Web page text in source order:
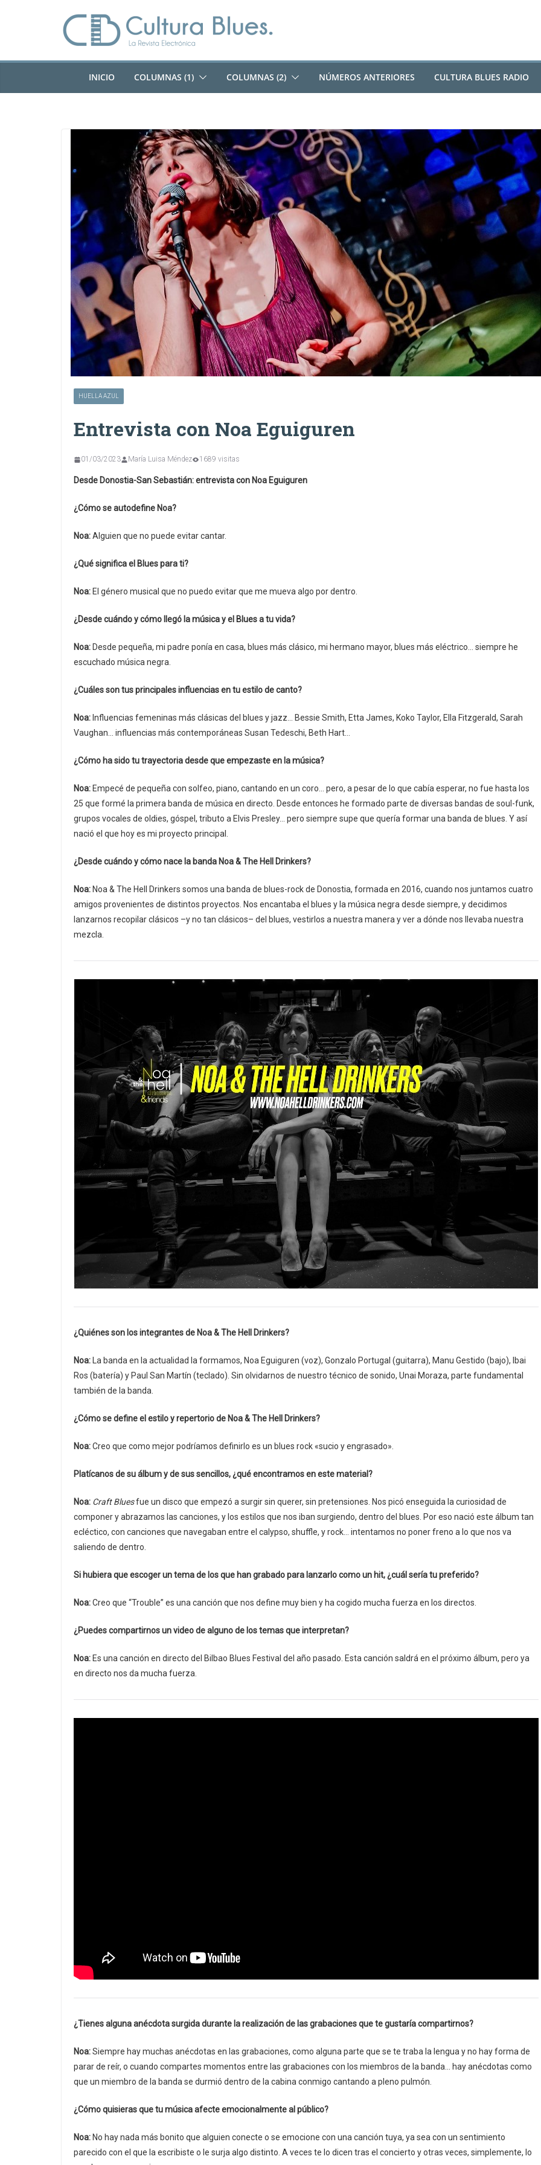
INICIO COLUMNAS (1) COLUMNAS (2) NÚMEROS ANTERIORES CULTURA BLUES RADIO
HUELLA AZUL
Entrevista con Noa Eguiguren
01/03/2023 María Luisa Méndez 1689 visitas
Desde Donostia-San Sebastián: entrevista con Noa Eguiguren
¿Cómo se autodefine Noa?
Noa:Alguien que no puede evitar cantar.
¿Qué significa el Blues para ti?
Noa: El género musical que no puedo evitar que me mueva algo por dentro.
¿Desde cuándo y cómo llegó la música y el Blues a tu vida?
Noa: Desde pequeña, mi padre ponía en casa, blues más clásico, mi hermano mayor, blues más eléctrico… siempre he
escuchado música negra.
¿Cuáles son tus principales influencias en tu estilo de canto?
Noa: Influencias femeninas más clásicas del blues y jazz… Bessie Smith, Etta James, Koko Taylor, Ella Fitzgerald, Sarah
Vaughan… influencias más contemporáneas Susan Tedeschi, Beth Hart…
¿Cómo ha sido tu trayectoria desde que empezaste en la música?
Noa: Empecé de pequeña con solfeo, piano, cantando en un coro… pero, a pesar de lo que cabía esperar, no fue hasta los
25 que formé la primera banda de música en directo. Desde entonces he formado parte de diversas bandas de soul-funk,
grupos vocales de oldies, góspel, tributo a Elvis Presley… pero siempre supe que quería formar una banda de blues. Y así
nació el que hoy es mi proyecto principal.
¿Desde cuándo y cómo nace la banda Noa & The Hell Drinkers?
Noa: Noa & The Hell Drinkers somos una banda de blues-rock de Donostia, formada en 2016, cuando nos juntamos cuatro
amigos provenientes de distintos proyectos. Nos encantaba el blues y la música negra desde siempre, y decidimos
lanzarnos recopilar clásicos –y no tan clásicos– del blues, vestirlos a nuestra manera y ver a dónde nos llevaba nuestra
mezcla.
¿Quiénes son los integrantes de Noa & The Hell Drinkers?
Noa: La banda en la actualidad la formamos, Noa Eguiguren (voz), Gonzalo Portugal (guitarra), Manu Gestido (bajo), Ibai
Ros (batería) y Paul San Martín (teclado). Sin olvidarnos de nuestro técnico de sonido, Unai Moraza, parte fundamental
también de la banda.
¿Cómo se define el estilo y repertorio de Noa & The Hell Drinkers?
Noa:Creo que como mejor podríamos definirlo es un blues rock «sucio y engrasado».
Platícanos de su álbum y de sus sencillos, ¿qué encontramos en este material?
Noa: Craft Bluesfue un disco que empezó a surgir sin querer, sin pretensiones. Nos picó enseguida la curiosidad de
componer y abrazamos las canciones, y los estilos que nos iban surgiendo, dentro del blues. Por eso nació este álbum tan
ecléctico, con canciones que navegaban entre el calypso, shuffle, y rock… intentamos no poner freno a lo que nos va
saliendo de dentro.
Si hubiera que escoger un tema de los que han grabado para lanzarlo como un hit, ¿cuál sería tu preferido?
Noa:Creo que “Trouble” es una canción que nos define muy bien y ha cogido mucha fuerza en los directos.
¿Puedes compartirnos un video de alguno de los temas que interpretan?
Noa: Es una canción en directo del Bilbao Blues Festival del año pasado. Esta canción saldrá en el próximo álbum, pero ya
en directo nos da mucha fuerza.
¿Tienes alguna anécdota surgida durante la realización de las grabaciones que te gustaría compartirnos?
Noa:Siempre hay muchas anécdotas en las grabaciones, como alguna parte que se te traba la lengua y no hay forma de
parar de reír, o cuando compartes momentos entre las grabaciones con los miembros de la banda… hay anécdotas como
que un miembro de la banda se durmió dentro de la cabina conmigo cantando a pleno pulmón.
¿Cómo quisieras que tu música afecte emocionalmente al público?
Noa: No hay nada más bonito que alguien conecte o se emocione con una canción tuya, ya sea con un sentimiento
parecido con el que la escribiste o le surja algo distinto. A veces te lo dicen tras el concierto y otras veces, simplemente, lo